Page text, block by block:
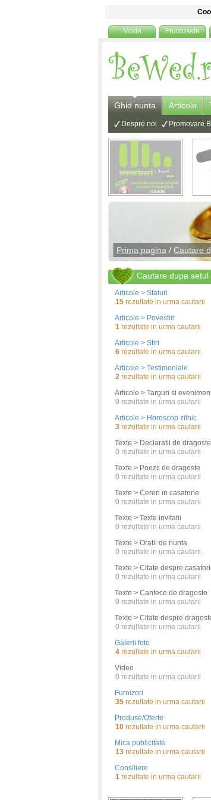
Moda Frumusete
Ghid nunta Articole
Despre noi Promovare
Prima pagina / Cautare
Cautare dupa
Articole > Sfaturi
15 rezultate in urma cautarii
Articole > Povestiri
1 rezultate in urma cautarii
Articole > Stiri
6 rezultate in urma cautarii
Articole > Testimoniale
2 rezultate in urma cautarii
Articole > Targuri si
0 rezultate in urma cautarii
Articole > Horoscop zilnic
3 rezultate in urma cautarii
Texte > Declaratii de dragoste
0 rezultate in urma cautarii
Texte > Poezii de dragoste
0 rezultate in urma cautarii
Texte > Cereri in casatorie
0 rezultate in urma cautarii
Texte > Texte invitatii
0 rezultate in urma cautarii
Texte > Oratii de nunta
0 rezultate in urma cautarii
Texte > Citate despre
0 rezultate in urma cautarii
Texte > Cantece de dragoste
0 rezultate in urma cautarii
Texte > Citate despre
0 rezultate in urma cautarii
Galerii foto
4 rezultate in urma cautarii
Video
0 rezultate in urma cautarii
Furnizori
35 rezultate in urma cautarii
Produse/Oferte
10 rezultate in urma cautarii
Mica publicitate
13 rezultate in urma cautarii
Consiliere
1 rezultate in urma cautarii